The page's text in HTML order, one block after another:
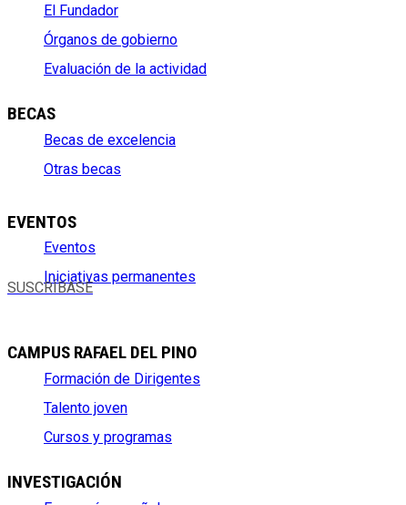
El Fundador
Órganos de gobierno
Evaluación de la actividad
BECAS
Becas de excelencia
Otras becas
EVENTOS
Eventos
Iniciativas permanentes
SUSCRÍBASE
CAMPUS RAFAEL DEL PINO
Formación de Dirigentes
Talento joven
Cursos y programas
INVESTIGACIÓN